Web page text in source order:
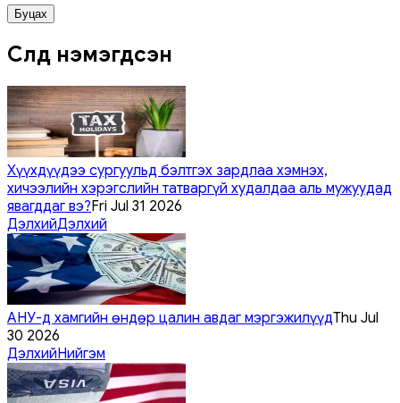
Буцах
Сүүлд нэмэгдсэн
Хүүхдүүдээ сургуульд бэлтгэх зардлаа хэмнэх,
хичээлийн хэрэгслийн татваргүй худалдаа аль мужуудад
явагддаг вэ?Fri Jul 31 2026
ДэлхийДэлхий
АНУ-д хамгийн өндөр цалин авдаг мэргэжилүүдThu Jul
30 2026
ДэлхийНийгэм